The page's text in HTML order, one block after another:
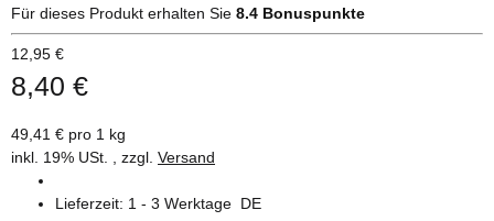
Für dieses Produkt erhalten Sie 8.4 Bonuspunkte
12,95 €
8,40 €
49,41 € pro 1 kg
inkl. 19% USt. , zzgl. Versand
Lieferzeit: 1 - 3 Werktage DE